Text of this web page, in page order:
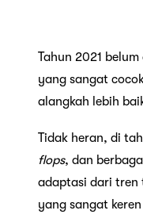
Tahun 2021
yang sangat
alangkah lebih
Tidak heran, di
flops, dan
adaptasi dari tren
yang sangat